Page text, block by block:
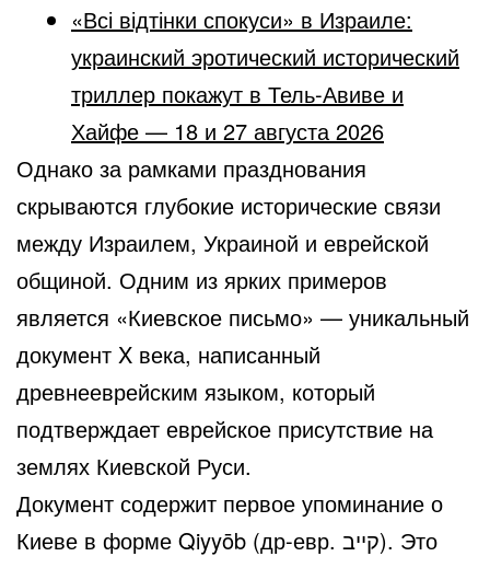
«Всі відтінки спокуси» в Израиле:
украинский эротический исторический
триллер покажут в Тель-Авиве и
Хайфе — 18 и 27 августа 2026
Однако за рамками празднования
скрываются глубокие исторические связи
между Израилем, Украиной и еврейской
общиной. Одним из ярких примеров
является «Киевское письмо» — уникальный
документ X века, написанный
древнееврейским языком, который
подтверждает еврейское присутствие на
землях Киевской Руси.
Документ содержит первое упоминание о
Киеве в форме Qiyyōb (др-евр. קייב). Это